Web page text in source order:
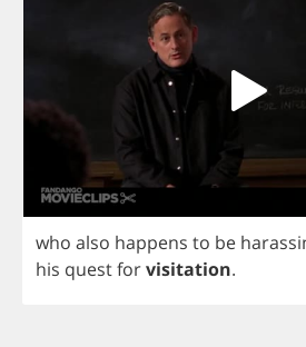
who also happens to be
his questforvisitation.